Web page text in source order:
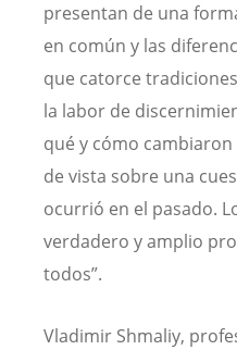
presentan de una
en común y las
que catorce
la labor de
qué y cómo
de vista sobre una
ocurrió en el pasado.
verdadero y amplio
todos”.
Vladimir Shmaliy,